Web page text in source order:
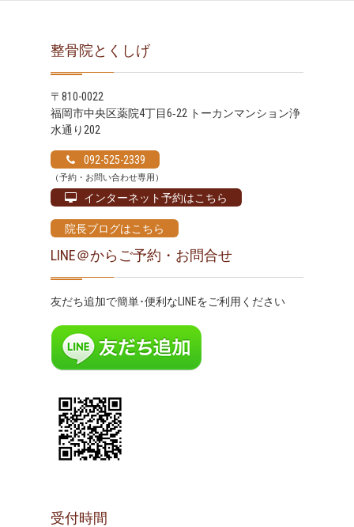
整骨院とくしげ
〒810-0022
福岡市中央区薬院4丁目6‐22 トーカンマンション浄
水通り202
092-525-2339
（予約・お問い合わせ専用）
インターネット予約はこちら
院長ブログはこちら
LINE＠からご予約・お問合せ
友だち追加で簡単･便利なLINEをご利用ください
受付時間